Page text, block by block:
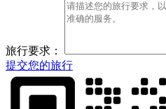
旅行要求：
提交您的旅行